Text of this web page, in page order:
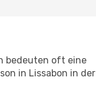
bedeuten oft eine
in Lissabon in der